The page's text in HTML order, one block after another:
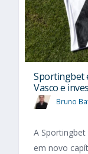
Sportingbet
Vasco e
Bruno
A
em novo